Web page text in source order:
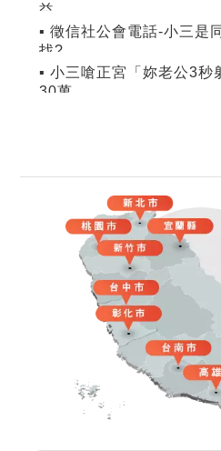
益
▪ 徵信社公會電話-小三是
找?
▪ 小三嗆正宮「妳老公3秒
30萬